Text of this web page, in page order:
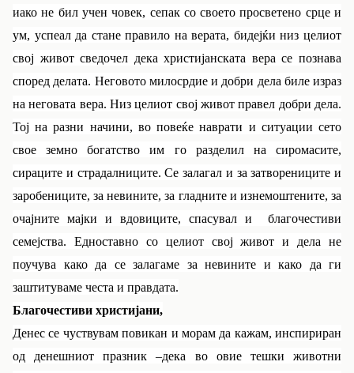
иако не бил учен човек, сепак со своето просветено срце и
ум, успеал да стане правило на верата, бидејќи низ целиот
свој живот сведочел дека христијанската вера се познава
според делата. Неговото милосрдие и добри дела биле израз
на неговата вера. Низ целиот свој живот правел добри дела.
Тој на разни начини, во повеќе наврати и ситуации сето
свое земно богатство им го разделил на сиромасите,
сираците и страдалниците. Се залагал и за затворениците и
заробениците, за невините, за гладните и изнемоштените, за
очајните мајки и вдовиците, спасувал и благочестиви
семејства. Едноставно со целиот свој живот и дела не
поучува како да се залагаме за невините и како да ги
заштитуваме честа и правдата.
Благочестиви христијани,
Денес се чуствувам повикан и морам да кажам, инспириран
од денешниот празник –дека во овие тешки животни